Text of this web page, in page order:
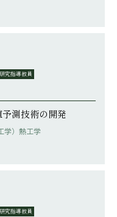
研究指導教員
測技術の開発
学）熱工学
研究指導教員